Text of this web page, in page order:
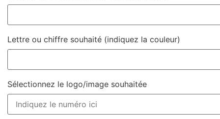
Lettre ou chiffre souhaité (indiquez la couleur)
Sélectionnez le logo/image souhaitée